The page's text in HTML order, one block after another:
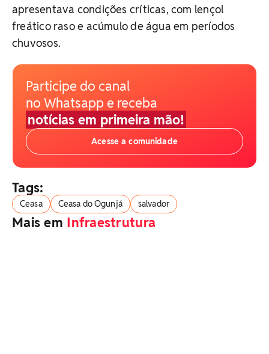
apresentava condições críticas, com lençol
freático raso e acúmulo de água em períodos
chuvosos.
Participe do canal
no Whatsapp e receba
notícias em primeira mão!
Acesse a comunidade
Tags:
Ceasa Ceasa do Ogunjá salvador
Mais em Infraestrutura